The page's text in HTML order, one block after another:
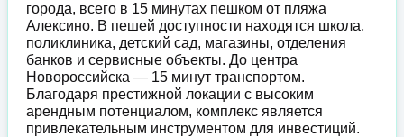
города, всего в 15 минутах пешком от пляжа
Алексино. В пешей доступности находятся школа,
поликлиника, детский сад, магазины, отделения
банков и сервисные объекты. До центра
Новороссийска — 15 минут транспортом.
Благодаря престижной локации с высоким
арендным потенциалом, комплекс является
привлекательным инструментом для инвестиций.